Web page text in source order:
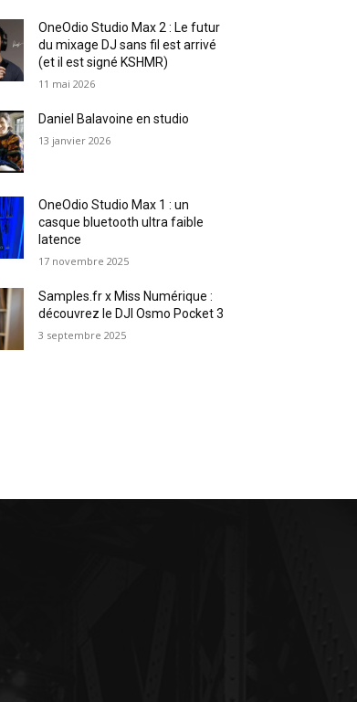
OneOdio Studio Max 2 : Le futur
du mixage DJ sans fil est arrivé
(et il est signé KSHMR)
11 mai 2026
Daniel Balavoine en studio
13 janvier 2026
OneOdio Studio Max 1 : un
casque bluetooth ultra faible
latence
17 novembre 2025
Samples.fr x Miss Numérique :
découvrez le DJI Osmo Pocket 3
3 septembre 2025